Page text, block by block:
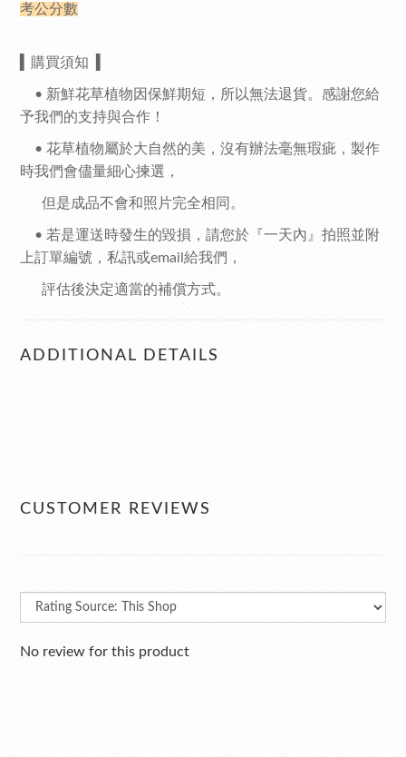
考公分數
購買須知
• 新鮮花草植物因保鮮期短，所以無法退貨。感謝您給
予我們的支持與合作！
• 花草植物屬於大自然的美，沒有辦法毫無瑕疵，製作
時我們會儘量細心揀選，
但是成品不會和照片完全相同。
• 若是運送時發生的毀損，請您於『一天內』拍照並附
上訂單編號，私訊或email 給我們，
評估後決定適當的補償方式。
ADDITIONAL DETAILS
CUSTOMER REVIEWS
No review for this product